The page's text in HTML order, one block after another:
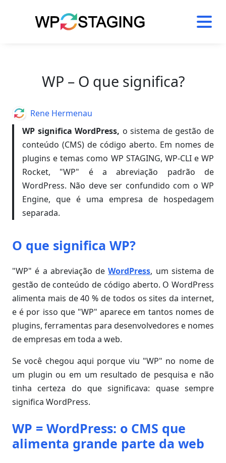
WP – O que significa?
WP significa WordPress, o sistema de gestão de
conteúdo (CMS) de código aberto. Em nomes de
plugins e temas como WP STAGING, WP-CLI e WP
Rocket, "WP" é a abreviação padrão de
WordPress. Não deve ser confundido com o WP
Engine, que é uma empresa de hospedagem
separada.
O que significa WP?
"WP" é a abreviação deWordPress, um sistema de
gestão de conteúdo de código aberto. O WordPress
alimenta mais de 40 % de todos os sites da internet,
e é por isso que "WP" aparece em tantos nomes de
plugins, ferramentas para desenvolvedores e nomes
de empresas em toda a web.
Se você chegou aqui porque viu "WP" no nome de
um plugin ou em um resultado de pesquisa e não
tinha certeza do que significava: quase sempre
significa WordPress.
WP = WordPress: o CMS que
alimenta grande parte da web
AuthorRene Hermenau